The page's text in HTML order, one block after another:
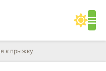
к прыжку